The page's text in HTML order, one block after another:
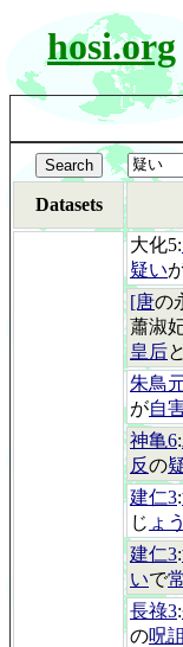
hosi.org
Datasets
大化5:
疑い
[唐の
蕭淑
皇后
朱鳥
が自
神亀6:
反の
建仁3:
じ ょう
建仁3:
いで
長祿3:
の呪詛